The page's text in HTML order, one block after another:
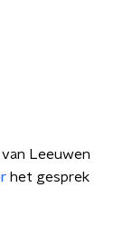
Leeuwen
het gesprek